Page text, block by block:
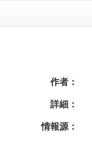
作者：
詳細：
情報源：